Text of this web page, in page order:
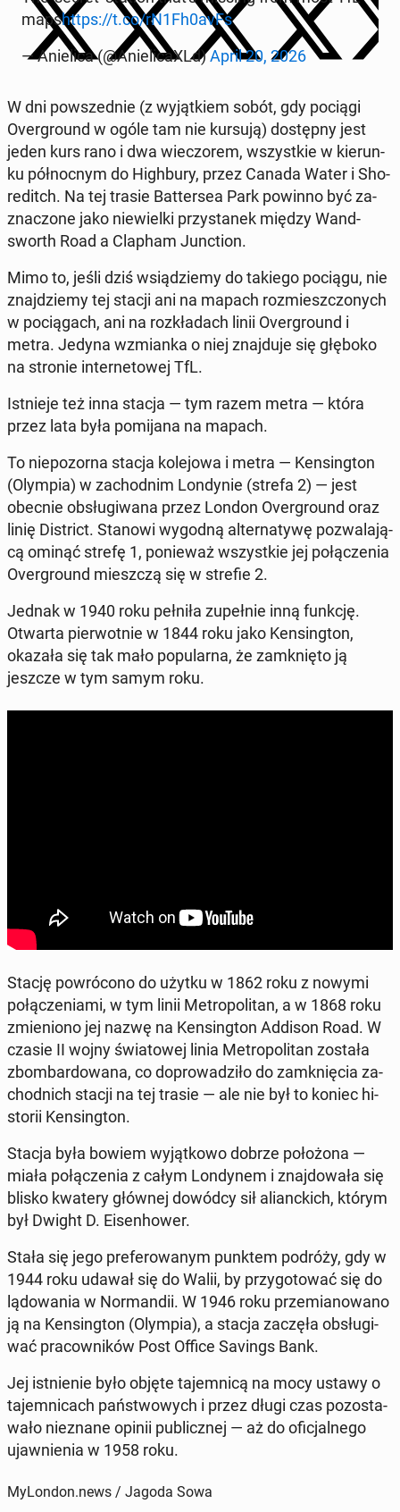
mapshttps://t.co/rN1Fh0avFs
— Anie­li­ca (@Anie­li­ca­XLd)April 20, 2026
W dni po­wsze­dnie (z wy­jąt­kiem sobót, gdy pociągi
Over­gro­und w ogóle tam nie kursują) do­stęp­ny jest
jeden kurs rano i dwa wie­czo­rem, wszyst­kie w kie­run­
ku pół­noc­nym do Hi­gh­bu­ry, przez Canada Water i Sho­
re­ditch. Na tej trasie Bat­ter­sea Park powinno być za­
zna­czo­ne jako nie­wiel­ki przy­sta­nek między Wand­
sworth Road a Clapham Junc­tion.
Mimo to, jeśli dziś wsią­dzie­my do takiego pociągu, nie
znaj­dzie­my tej stacji ani na mapach roz­miesz­czo­nych
w po­cią­gach, ani na roz­kła­dach linii Over­gro­und i
metra. Jedyna wzmian­ka o niej znaj­du­je się głęboko
na stronie in­ter­ne­to­wej TfL.
Ist­nie­je też inna stacja — tym razem metra — która
przez lata była po­mi­ja­na na mapach.
To nie­po­zor­na stacja ko­le­jo­wa i metra — Ken­sing­ton
(Olympia) w za­chod­nim Lon­dy­nie (strefa 2) — jest
obecnie ob­słu­gi­wa­na przez London Over­gro­und oraz
linię Di­strict. Stanowi wygodną al­ter­na­ty­wę po­zwa­la­ją­
cą ominąć strefę 1, po­nie­waż wszyst­kie jej po­łą­cze­nia
Over­gro­und miesz­czą się w strefie 2.
Jednak w 1940 roku pełniła zu­peł­nie inną funkcję.
Otwarta pier­wot­nie w 1844 roku jako Ken­sing­ton,
okazała się tak mało po­pu­lar­na, że za­mknię­to ją
jeszcze w tym samym roku.
Stację po­wró­co­no do użytku w 1862 roku z nowymi
po­łą­cze­nia­mi, w tym linii Me­tro­po­li­tan, a w 1868 roku
zmie­nio­no jej nazwę na Ken­sing­ton Addison Road. W
czasie II wojny świa­to­wej linia Me­tro­po­li­tan została
zbom­bar­do­wa­na, co do­pro­wa­dzi­ło do za­mknię­cia za­
chod­nich stacji na tej trasie — ale nie był to koniec hi­
sto­rii Ken­sing­ton.
Stacja była bowiem wy­jąt­ko­wo dobrze po­ło­żo­na —
miała po­łą­cze­nia z całym Lon­dy­nem i znaj­do­wa­ła się
blisko kwatery głównej dowódcy sił alianc­kich, którym
był Dwight D. Eisen­ho­wer.
Stała się jego pre­fe­ro­wa­nym punktem podróży, gdy w
1944 roku udawał się do Walii, by przy­go­to­wać się do
lą­do­wa­nia w Nor­man­dii. W 1946 roku prze­mia­no­wa­no
ją na Ken­sing­ton (Olympia), a stacja zaczęła ob­słu­gi­
wać pra­cow­ni­ków Post Office Savings Bank.
Jej ist­nie­nie było objęte ta­jem­ni­cą na mocy ustawy o
ta­jem­ni­cach pań­stwo­wych i przez długi czas po­zo­sta­
wa­ło nie­zna­ne opinii pu­blicz­nej — aż do ofi­cjal­ne­go
ujaw­nie­nia w 1958 roku.
MyLondon.news / Jagoda Sowa